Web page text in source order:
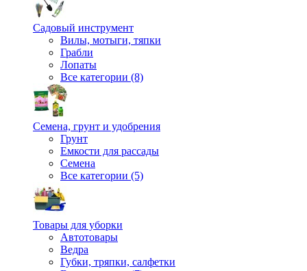
Садовый инструмент
Вилы, мотыги, тяпки
Грабли
Лопаты
Все категории (8)
Семена, грунт и удобрения
Грунт
Емкости для рассады
Семена
Все категории (5)
Товары для уборки
Автотовары
Ведра
Губки, тряпки, салфетки